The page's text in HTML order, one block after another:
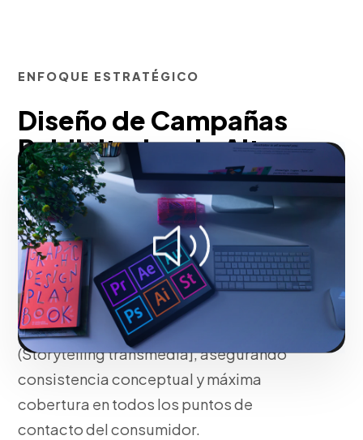
ENFOQUE ESTRATÉGICO
Diseño de Campañas
Publicitarias de Alto
Impacto
Conceptualizamos ideas disruptivas
('Big Ideas') que trascienden el ruido
mediático. Sincronizamos medios ATL
(televisión, radio, prensa) y BTL/Digitales
bajo un hilo narrativo poderoso
(Storytelling transmedia], asegurando
consistencia conceptual y máxima
cobertura en todos los puntos de
contacto del consumidor.